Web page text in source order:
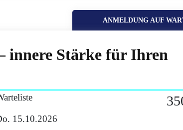
ANMELDUNG AUF
innere Stärke für Ihren
15.10.2026